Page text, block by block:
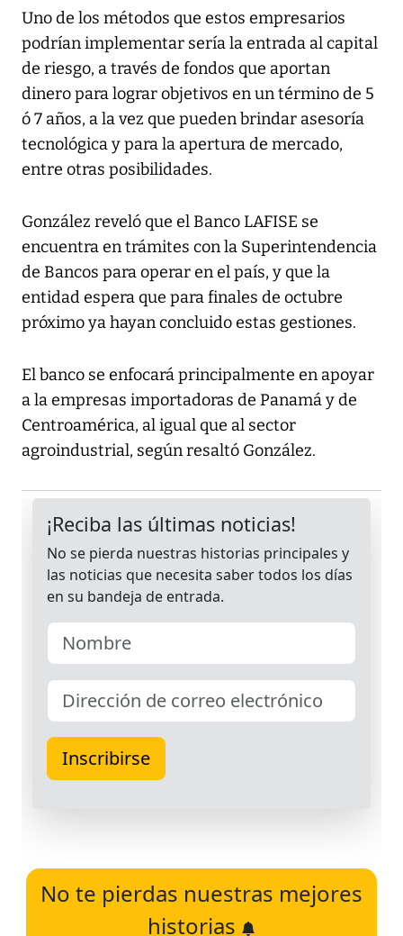
Uno de los métodos que estos empresarios
podrían implementar sería la entrada al capital
de riesgo, a través de fondos que aportan
dinero para lograr objetivos en un término de 5
ó 7 años, a la vez que pueden brindar asesoría
tecnológica y para la apertura de mercado,
entre otras posibilidades.
González reveló que el Banco LAFISE se
encuentra en trámites con la Superintendencia
de Bancos para operar en el país, y que la
entidad espera que para finales de octubre
próximo ya hayan concluido estas gestiones.
El banco se enfocará principalmente en apoyar
a la empresas importadoras de Panamá y de
Centroamérica, al igual que al sector
agroindustrial, según resaltó González.
No te pierdas nuestras mejores
historias